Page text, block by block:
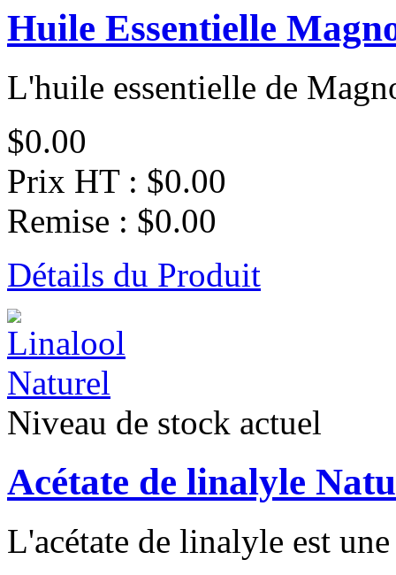
Huile Essentielle
L'huile essentielle de
$0.00
Prix HT : $0.00
Remise : $0.00
Détails du Produit
Niveau de stock actuel
Acétate de linalyle
L'acétate de linalyle est